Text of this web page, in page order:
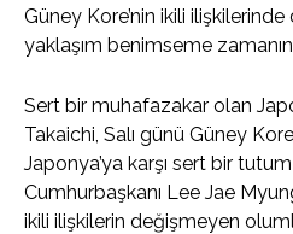
Güney Kore’nin ikili
yaklaşım benimseme
Sert bir muhafazakar olan
Takaichi, Salı günü Güney
Japonya’ya karşı sert bir
Cumhurbaşkanı Lee Jae
ikili ilişkilerin değişmeyen